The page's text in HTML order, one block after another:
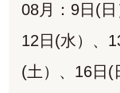
08月：9日(日
12日(水）、
(土）、16日(